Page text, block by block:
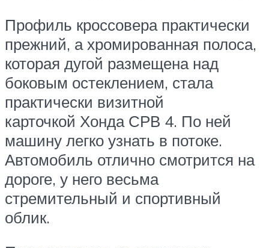
Профиль кроссовера практически
прежний, а хромированная полоса,
которая дугой размещена над
боковым остеклением, стала
практически визитной
карточкой Хонда СРВ 4. По ней
машину легко узнать в потоке.
Автомобиль отлично смотрится на
дороге, у него весьма
стремительный и спортивный
облик.